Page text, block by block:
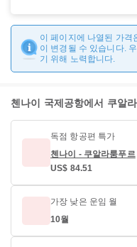
이 페이지에 나열된 가격
이 변경될 수 있습니다.
기 위해 노력합니다.
첸나이 국제공항에서 쿠알
독점 항공편 특가
첸나이 - 쿠알라룸푸르
US$ 84.51
가장 낮은 운임 월
10월